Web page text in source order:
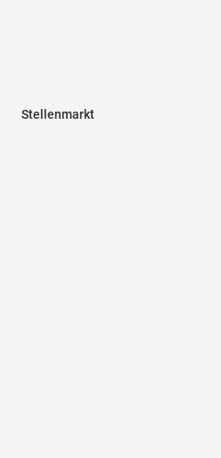
Stellenmarkt